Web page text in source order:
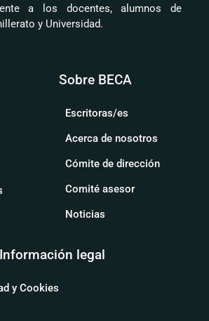
a los docentes, alumnos de
y Universidad.
Sobre BECA
Escritoras/es
Acerca de nosotros
Cómite de dirección
Comité asesor
Noticias
Información legal
y Cookies